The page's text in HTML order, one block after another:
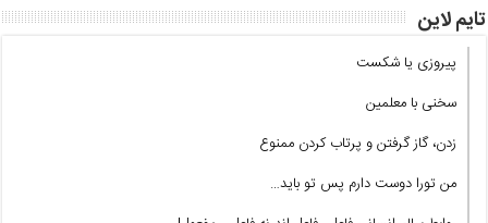
تایم لاین
پیروزی یا شکست
سخنی با معلمین
زدن، گاز گرفتن و پرتاب کردن ممنوع
من تورا دوست دارم پس تو باید…